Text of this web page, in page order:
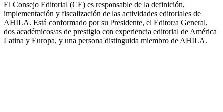
El Consejo Editorial (CE) es responsable de la definición,
implementación y fiscalización de las actividades editoriales de
AHILA. Está conformado por su Presidente, el Editor/a General,
dos académicos/as de prestigio con experiencia editorial de América
Latina y Europa, y una persona distinguida miembro de AHILA.